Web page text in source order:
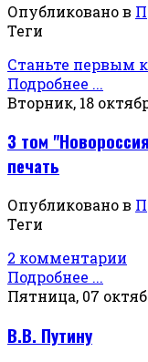
Опубликовано в
Теги
Станьте первым
Подробнее ...
Вторник, 18
3 том
печать
Опубликовано в
Теги
2 комментарии
Подробнее ...
Пятница, 07
В.В. Путину